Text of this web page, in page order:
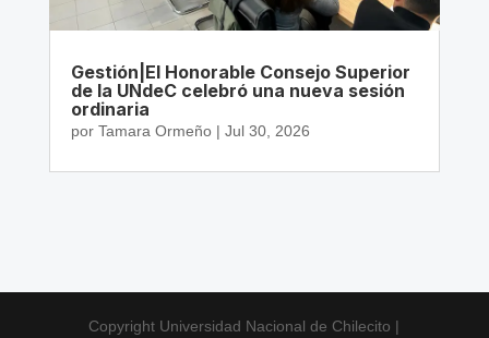
Gestión|El Honorable Consejo Superior
de la UNdeC celebró una nueva sesión
ordinaria
por Tamara Ormeño| Jul 30, 2026
Copyright Universidad Nacional de Chilecito |